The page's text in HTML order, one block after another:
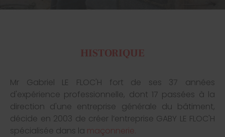
HISTORIQUE
Mr Gabriel LE FLOC'H fort de ses 37 années
d'expérience professionnelle, dont 17 passées à la
direction d'une entreprise générale du bâtiment,
décide en 2003 de créer l’entreprise GABY LE FLOC'H
spécialisée dans la maçonnerie.